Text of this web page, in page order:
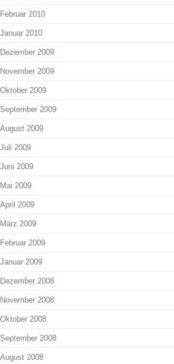
Februar 2010
Januar 2010
Dezember 2009
November 2009
Oktober 2009
September 2009
August 2009
Juli 2009
Juni 2009
Mai 2009
April 2009
März 2009
Februar 2009
Januar 2009
Dezember 2008
November 2008
Oktober 2008
September 2008
August 2008